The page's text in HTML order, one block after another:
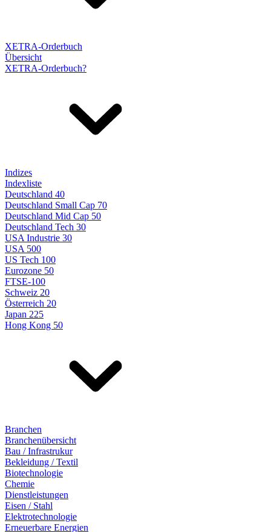
XETRA-Orderbuch
Übersicht
XETRA-Orderbuch?
Indizes
Indexliste
Deutschland 40
Deutschland Small Cap 70
Deutschland Mid Cap 50
Deutschland Tech 30
USA Industrie 30
USA 500
US Tech 100
Eurozone 50
FTSE-100
Schweiz 20
Österreich 20
Japan 225
Hong Kong 50
Branchen
Branchenübersicht
Bau / Infrastrukur
Bekleidung / Textil
Biotechnologie
Chemie
Dienstleistungen
Eisen / Stahl
Elektrotechnologie
Erneuerbare Energien